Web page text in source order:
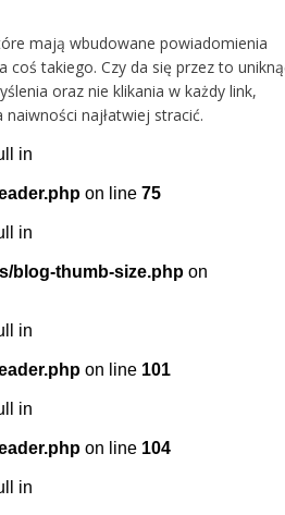
mają wbudowane powiadomienia
takiego. Czy da się przez to
oraz nie klikania w każdy link,
najłatwiej stracić.